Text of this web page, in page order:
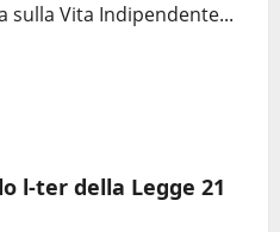
sulla Vita Indipendente...
l-ter della Legge 21